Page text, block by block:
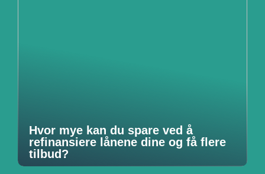
Hvor mye kan du spare ved å
refinansiere lånene dine og få flere
tilbud?